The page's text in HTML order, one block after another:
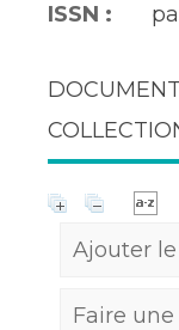
ISSN :
Ajouter
Faire